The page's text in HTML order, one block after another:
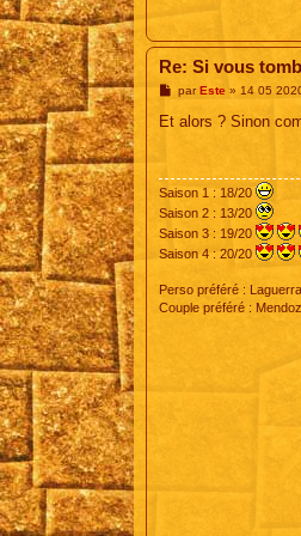
Re: Si vous
M
s
parEste» 14 05
Et alors ? Sinon
Saison 1 : 18/20
Saison 2 : 13/20
Saison 3 : 19/20
Saison 4 : 20/20
Perso préféré : Laguerra
Couple préféré :